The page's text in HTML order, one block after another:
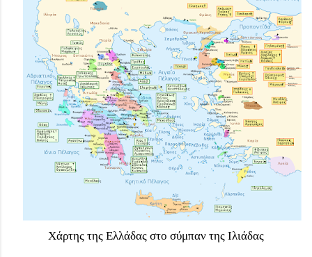
Χάρτης της Ελλάδας στο σύμπαν της Ιλιάδας